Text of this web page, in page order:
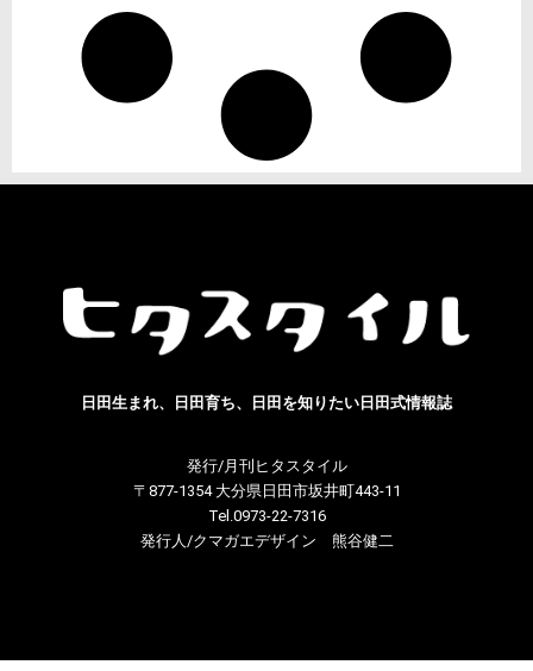
日田生まれ、日田育ち、日田を知りたい日田式情報誌
発行/月刊ヒタスタイル
〒877-1354 大分県日田市坂井町443-11
Tel.0973-22-7316
発行人/クマガエデザイン 熊谷健二